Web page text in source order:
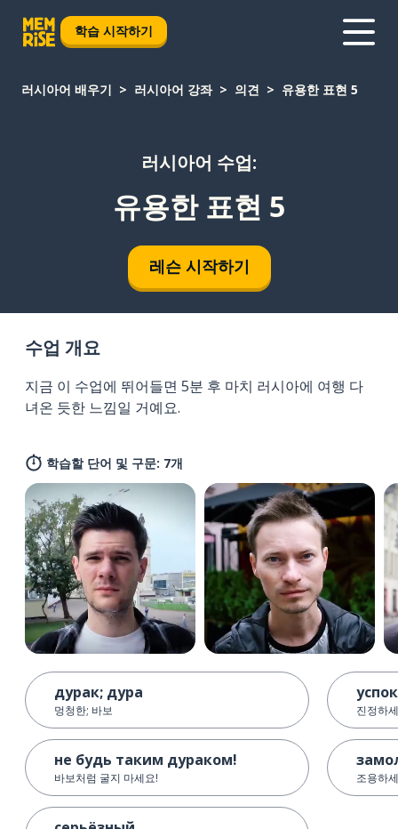
학습 시작하기
러시아어 배우기 러시아어 강좌 의견 유용한 표현 5
러시아어 수업:
유용한 표현 5
레슨 시작하기
수업 개요
지금 이 수업에 뛰어들면 5분 후 마치 러시아에 여행 다
녀온 듯한 느낌일 거예요.
학습할 단어 및 구문: 7개
дурак; дура
멍청한; 바보
не будь таким дураком!
바보처럼 굴지 마세요!
진정하
조용하